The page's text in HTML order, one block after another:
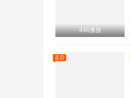
446播放
8.0